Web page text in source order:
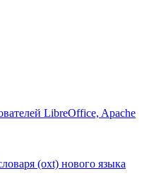
LibreOffice, Apache
(oxt) нового языка